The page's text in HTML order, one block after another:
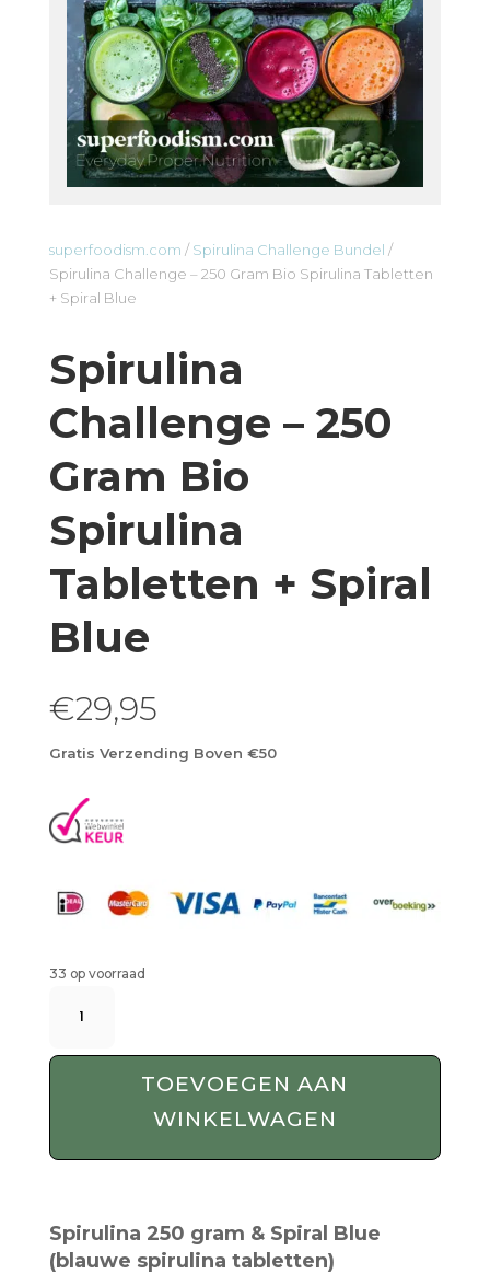
superfoodism.com / Spirulina Challenge Bundel /
Spirulina Challenge – 250 Gram Bio Spirulina Tabletten
+ Spiral Blue
Spirulina
Challenge – 250
Gram Bio
Spirulina
Tabletten + Spiral
Blue
€29,95
Gratis Verzending Boven €50
33 op voorraad
Challenge
Tabletten
Blue
aantal
TOEVOEGEN AAN
WINKELWAGEN
Spirulina 250 gram & Spiral Blue
(blauwe spirulina tabletten)